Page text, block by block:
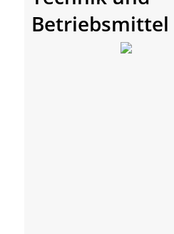
Betriebsmittel